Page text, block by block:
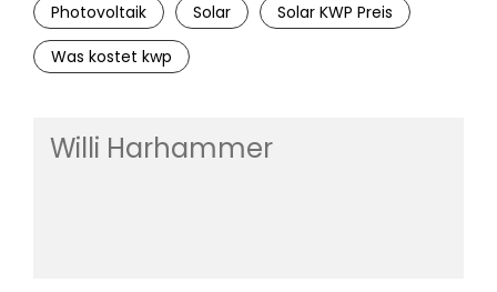
Photovoltaik Solar
Solar KWP Preis
Was kostet kwp
Willi Harhammer